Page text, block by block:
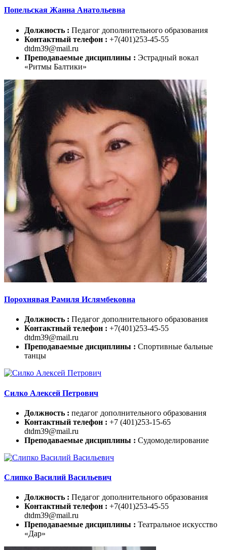
Попельская Жанна Анатольевна
Должность : Педагог дополнительного образования
Контактный телефон : +7(401)253-45-55
dtdm39@mail.ru
Преподаваемые дисциплины : Эстрадный вокал
«Ритмы Балтики»
Порохнявая Рамиля Ислямбековна
Должность : Педагог дополнительного образования
Контактный телефон : +7(401)253-45-55
dtdm39@mail.ru
Преподаваемые дисциплины : Спортивные бальные
танцы
Силко Алексей Петрович
Должность : педагог дополнительного образования
Контактный телефон : +7 (401)253-15-65
dtdm39@mail.ru
Преподаваемые дисциплины : Судомоделирование
Слипко Василий Васильевич
Должность : Педагог дополнительного образования
Контактный телефон : +7(401)253-45-55
dtdm39@mail.ru
Преподаваемые дисциплины : Театральное искусство
«Дар»